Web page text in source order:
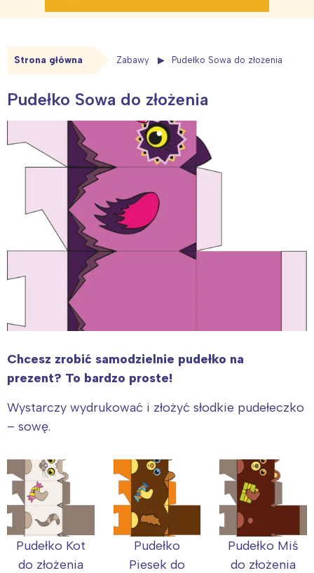
Strona główna Zabawy Pudełko Sowa do złożenia
Pudełko Sowa do złożenia
Chcesz zrobić samodzielnie pudełko na
prezent? To bardzo proste!
Wystarczy wydrukować i złożyć słodkie pudełeczko
– sowę.
Pudełko Kot
do złożenia
Pudełko
Piesek do
Pudełko Miś
do złożenia